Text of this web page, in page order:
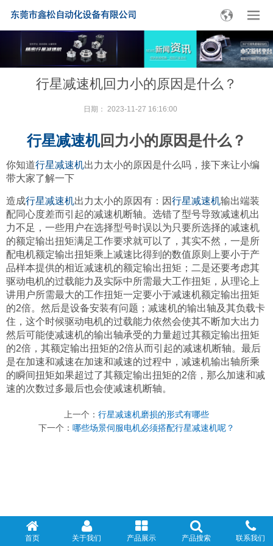
行星减速机回力小的原因是什么？
日期： 2023-11-27 16:16:00
行星减速机回力小的原因是什么？
你知道行星减速机出力太小的原因是什么吗，接下来让小编
带大家了解一下
造成行星减速机出力太小的原因有： 因行星减速机输出端装
配同心度差而引起的减速机断轴。选错了型号导致减速机出
力不足，一些用户在选择型号时误以为只要所选择的减速机
的额定输出扭矩满足工作要求就可以了，其实不然，一是所
配电机额定输出扭矩乘上减速比得到的数值原则上要小于产
品样本提供的相近减速机的额定输出扭矩；二是还要考虑其
驱动电机的过载能力及实际中所需最大工作扭矩，从理论上
讲用户所需最大的工作扭矩一定要小于减速机额定输出扭矩
的2倍。然后是设备安装有问题；减速机的输出轴及其负载卡
住，这个时候驱动电机的过载能力依然会使其不断加大出力
然后可能使减速机的输出轴承受的力量超过其额定输出扭矩
的2倍，其额定输出扭矩的2倍从而引起的减速机断轴。最后
是在加速和减速在加速和减速的过程中，减速机输出轴所乘
的瞬间扭矩如果超过了其额定输出扭矩的2倍，那么加速和减
速的次数过多最后也会使减速机断轴。
上一个： 行星减速机磨损的形式有哪些
下一个： 哪些场景伺服电机必须搭配行星减速机呢？
首页 关于我们 产品展示 产品搜索 联系我们